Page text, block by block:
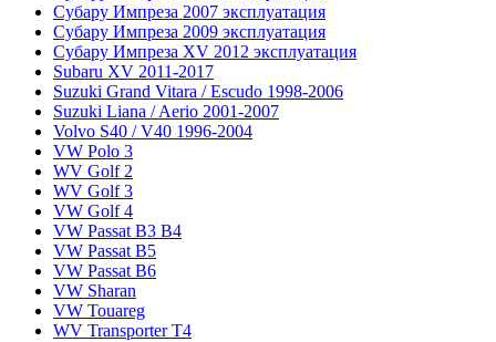
Субару Импреза 2007 эксплуатация
Субару Импреза 2009 эксплуатация
Субару Импреза XV 2012 эксплуатация
Subaru XV 2011-2017
Suzuki Grand Vitara / Escudo 1998-2006
Suzuki Liana / Aerio 2001-2007
Volvo S40 / V40 1996-2004
VW Polo 3
WV Golf 2
WV Golf 3
VW Golf 4
VW Passat B3 B4
VW Passat B5
VW Passat B6
VW Sharan
VW Touareg
WV Transporter T4